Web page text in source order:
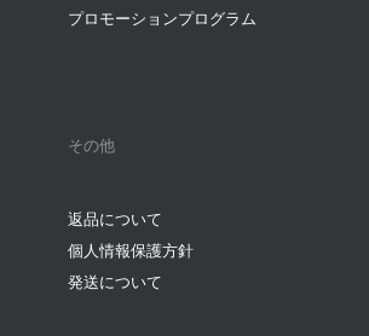
プロモーションプログラム
その他
返品について
個人情報保護方針
発送について